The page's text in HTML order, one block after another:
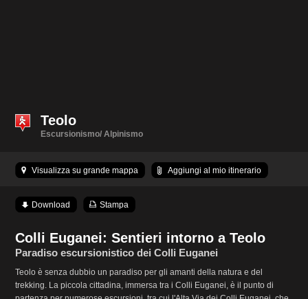
Teolo
Escursionismo/ Alpinismo
Visualizza su grande mappa Aggiungi al mio itinerario
Download Stampa
Colli Euganei: Sentieri intorno a Teolo
Paradiso escursionistico dei Colli Euganei
Teolo è senza dubbio un paradiso per gli amanti della natura e del
trekking. La piccola cittadina, immersa tra i Colli Euganei, è il punto di